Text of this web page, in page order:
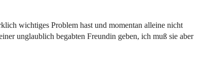
wichtiges Problem hast und momentan alleine nicht
unglaublich begabten Freundin geben, ich muß sie aber